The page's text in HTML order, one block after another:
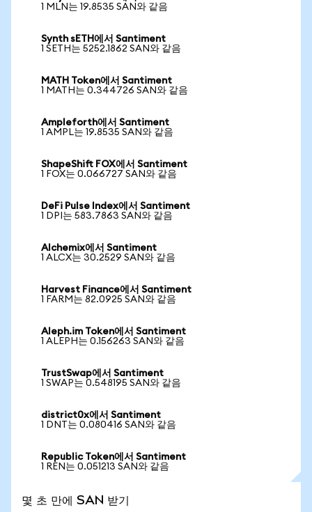
1 MLN는 19.8535 SAN와 같음
Synth sETH에서 Santiment
1 SETH는 5252.1862 SAN와 같음
MATH Token에서 Santiment
1 MATH는 0.344726 SAN와 같음
Ampleforth에서 Santiment
1 AMPL는 19.8535 SAN와 같음
ShapeShift FOX에서 Santiment
1 FOX는 0.066727 SAN와 같음
DeFi Pulse Index에서 Santiment
1 DPI는 583.7863 SAN와 같음
Alchemix에서 Santiment
1 ALCX는 30.2529 SAN와 같음
Harvest Finance에서 Santiment
1 FARM는 82.0925 SAN와 같음
Aleph.im Token에서 Santiment
1 ALEPH는 0.156263 SAN와 같음
TrustSwap에서 Santiment
1 SWAP는 0.548195 SAN와 같음
district0x에서 Santiment
1 DNT는 0.080416 SAN와 같음
Republic Token에서 Santiment
1 REN는 0.051213 SAN와 같음
몇 초 만에 SAN 받기